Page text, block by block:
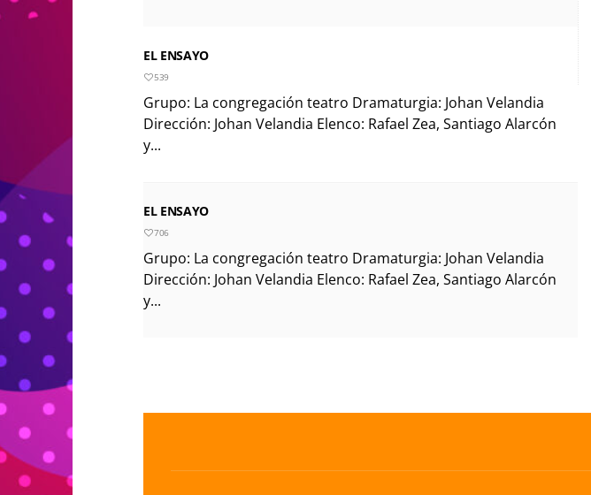
EL ENSAYO
539
Grupo: La congregación teatro Dramaturgia: Johan Velandia
Dirección: Johan Velandia Elenco: Rafael Zea, Santiago Alarcón
y...
EL ENSAYO
706
Grupo: La congregación teatro Dramaturgia: Johan Velandia
Dirección: Johan Velandia Elenco: Rafael Zea, Santiago Alarcón
y...